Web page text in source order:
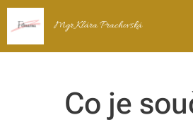
Mgr.Klára Prachovská
Co je